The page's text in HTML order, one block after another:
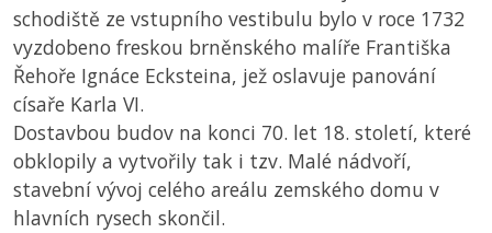
schodiště ze vstupního vestibulu bylo v roce 1732
vyzdobeno freskou brněnského malíře Františka
Řehoře Ignáce Ecksteina, jež oslavuje panování
císaře Karla VI.
Dostavbou budov na konci 70. let 18. století, které
obklopily a vytvořily tak i tzv. Malé nádvoří,
stavební vývoj celého areálu zemského domu v
hlavních rysech skončil.